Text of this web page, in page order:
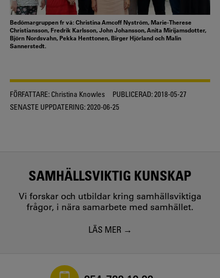
Bedömargruppen fr vä: Christina Amcoff Nyström, Marie-Therese
Christiansson, Fredrik Karlsson, John Johansson, Anita Mirijamsdotter,
Björn Nordsvahn, Pekka Henttonen, Birger Hjörland och Malin
Sannerstedt.
FÖRFATTARE: Christina Knowles PUBLICERAD:2018-05-27
SENASTE UPPDATERING:2020-06-25
SAMHÄLLSVIKTIG KUNSKAP
Vi forskar och utbildar kring samhällsviktiga
frågor, i nära samarbete med samhället.
LÄS MER